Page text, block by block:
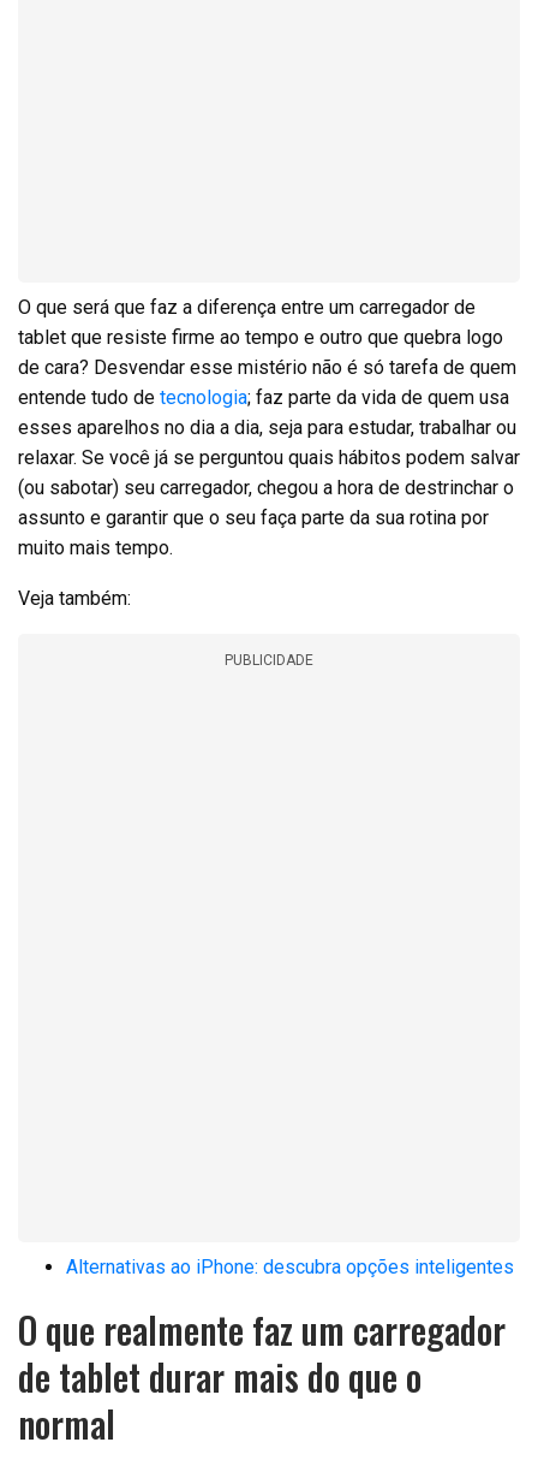
O que será que faz a diferença entre um carregador de
tablet que resiste firme ao tempo e outro que quebra logo
de cara? Desvendar esse mistério não é só tarefa de quem
entende tudo de tecnologia; faz parte da vida de quem usa
esses aparelhos no dia a dia, seja para estudar, trabalhar ou
relaxar. Se você já se perguntou quais hábitos podem salvar
(ou sabotar) seu carregador, chegou a hora de destrinchar o
assunto e garantir que o seu faça parte da sua rotina por
muito mais tempo.
Veja também:
PUBLICIDADE
Alternativas ao iPhone: descubra opções inteligentes
O que realmente faz um carregador
de tablet durar mais do que o
normal